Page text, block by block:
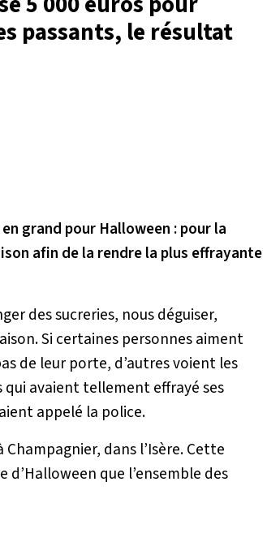
passants, le résultat
grand pour Halloween : pour la
afin de la rendre la plus effrayante
des sucreries, nous déguiser,
Si certaines personnes aiment
de leur porte, d’autres voient les
qui avaient tellement effrayé ses
appelé la police.
dans l’Isère. Cette
que l’ensemble des